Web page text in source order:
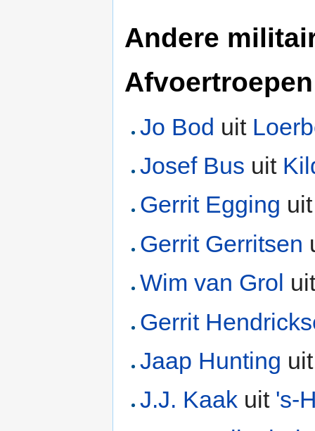
Andere
Afvoertroepen
Jo Bod uit
Josef Bus uit
Gerrit Egging
Gerrit Gerritsen
Wim van Grol
Gerrit
Jaap Hunting
J.J. Kaak uit 's-